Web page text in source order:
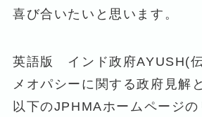
喜び合いたいと思います。
英語版 インド政府AYUSH(
メオパシーに関する政府見解
以下のJPHMAホームページ